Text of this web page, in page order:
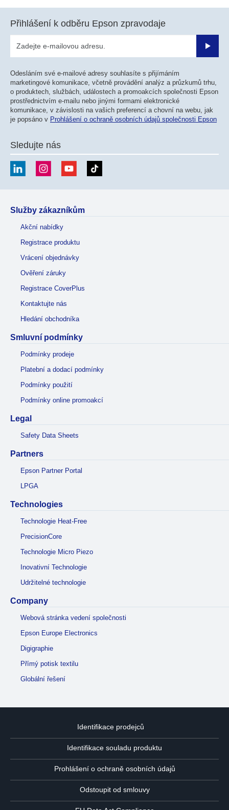
Přihlášení k odběru Epson zpravodaje
Odesláním své e-mailové adresy souhlasíte s přijímáním
marketingové komunikace, včetně provádění analýz a průzkumů trhu,
o produktech, službách, událostech a promoakcích společnosti Epson
prostřednictvím e-mailu nebo jinými formami elektronické
komunikace, v závislosti na vašich preferencí a chovní na webu, jak
je popsáno v Prohlášení o ochraně osobních údajů společnosti Epson
Sledujte nás
Služby zákazníkům
Akční nabídky
Registrace produktu
Vrácení objednávky
Ověření záruky
Registrace CoverPlus
Kontaktujte nás
Hledání obchodníka
Smluvní podmínky
Podmínky prodeje
Platební a dodací podmínky
Podmínky použití
Podmínky online promoakcí
Legal
Safety Data Sheets
Partners
Epson Partner Portal
LPGA
Technologies
Technologie Heat-Free
PrecisionCore
Technologie Micro Piezo
Inovativní Technologie
Udržitelné technologie
Company
Webová stránka vedení společnosti
Epson Europe Electronics
Digigraphie
Přímý potisk textilu
Globální řešení
Identifikace prodejců
Identifikace souladu produktu
Prohlášení o ochraně osobních údajů
Odstoupit od smlouvy